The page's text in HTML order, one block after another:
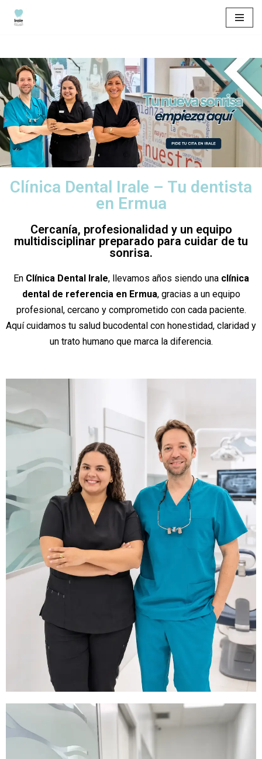
contenido
Clínica Dental Irale – Tu dentista
en Ermua
Cercanía, profesionalidad y un equipo
multidisciplinar preparado para cuidar de tu
sonrisa.
En Clínica Dental Irale, llevamos años siendo una clínica
dental de referencia en Ermua, gracias a un equipo
profesional, cercano y comprometido con cada paciente.
Aquí cuidamos tu salud bucodental con honestidad, claridad y
un trato humano que marca la diferencia.